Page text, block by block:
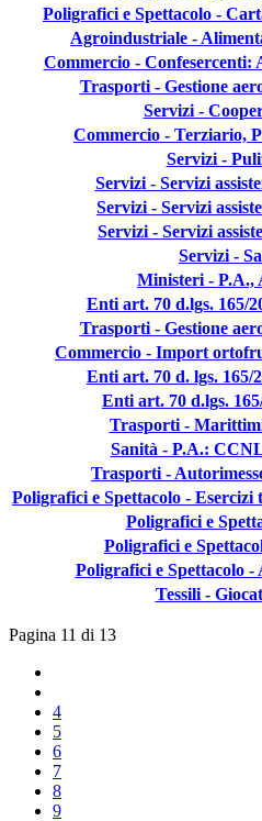
Poligrafici e Spettacolo -
Agroindustriale -
Commercio - Confesercenti:
Trasporti - Gestione
Servizi -
Commercio - Terziario,
Servizi -
Servizi - Servizi
Servizi - Servizi
Servizi - Servizi
Servizi -
Ministeri - P.A.,
Enti art. 70 d.lgs. 165/
Trasporti - Gestione
Commercio - Import
Enti art. 70 d. lgs. 165/
Enti art. 70 d.lgs.
Trasporti -
Sanità - P.A.:
Trasporti -
Poligrafici e Spettacolo -
Poligrafici e
Poligrafici e
Poligrafici e Spettacolo
Tessili -
Pagina 11 di 13
4
5
6
7
8
9